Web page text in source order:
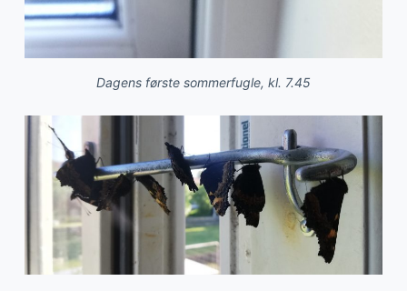
Dagens første sommerfugle, kl. 7.45